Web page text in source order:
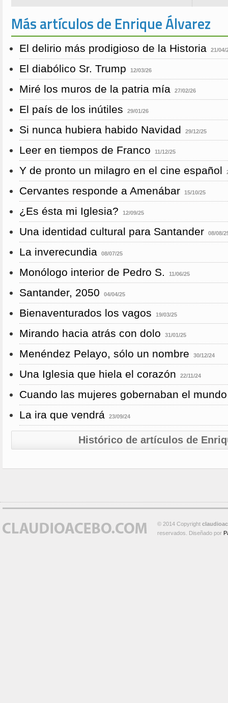
Más artículos de Enrique Álvarez
El delirio más prodigioso de la Historia 21/04/
El diabólico Sr. Trump 12/03/26
Miré los muros de la patria mía 27/02/26
El país de los inútiles 29/01/26
Si nunca hubiera habido Navidad 29/12/25
Leer en tiempos de Franco 11/12/25
Y de pronto un milagro en el cine español
Cervantes responde a Amenábar 15/10/25
¿Es ésta mi Iglesia? 12/09/25
Una identidad cultural para Santander 08/08/
La inverecundia 08/07/25
Monólogo interior de Pedro S. 11/06/25
Santander, 2050 04/04/25
Bienaventurados los vagos 19/03/25
Mirando hacia atrás con dolo 31/01/25
Menéndez Pelayo, sólo un nombre 30/12/24
Una Iglesia que hiela el corazón 22/11/24
Cuando las mujeres gobernaban el mundo
La ira que vendrá
23/09/24
Histórico de artículos de
© 2014 Copyright
reservados. Diseñado por